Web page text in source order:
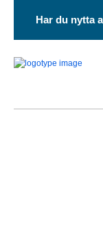
Har du nytta